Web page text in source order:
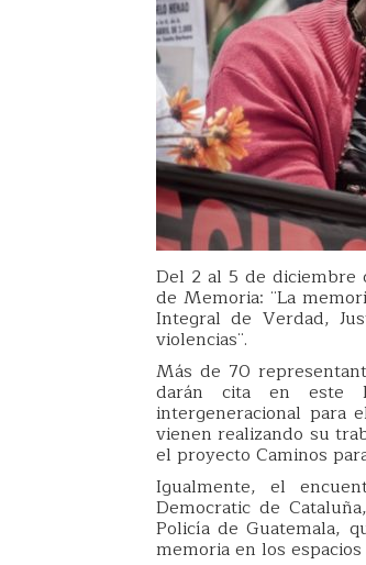
Del 2 al 5 de diciembre
de Memoria: ¨La
Integral de Verdad,
violencias¨.
Más de 70
darán cita en este
intergeneracional para
vienen realizando su
el proyecto Caminos
Igualmente, el
Democratic de
Policía de Guatemala,
memoria en los